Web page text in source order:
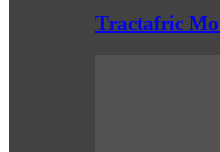
Tractafric